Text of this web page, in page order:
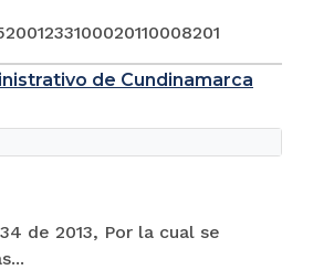
de Cundinamarca
de 2013, Por la cual se